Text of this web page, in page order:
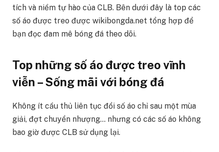
tích và niềm tự hào của CLB. Bên dưới đây là top các
số áo được treo được wikibongda.net tổng hợp để
bạn đọc đam mê bóng đá theo dõi.
Top những số áo được treo vĩnh
viễn – Sống mãi với bóng đá
Không ít cầu thủ liên tục đổi số áo chỉ sau một mùa
giải, đợt chuyển nhượng… nhưng có các số áo không
bao giờ được CLB sử dụng lại.